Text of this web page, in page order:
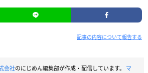
記事の内容について報告する
会社のにじめん編集部が作成・配信しています。 マ